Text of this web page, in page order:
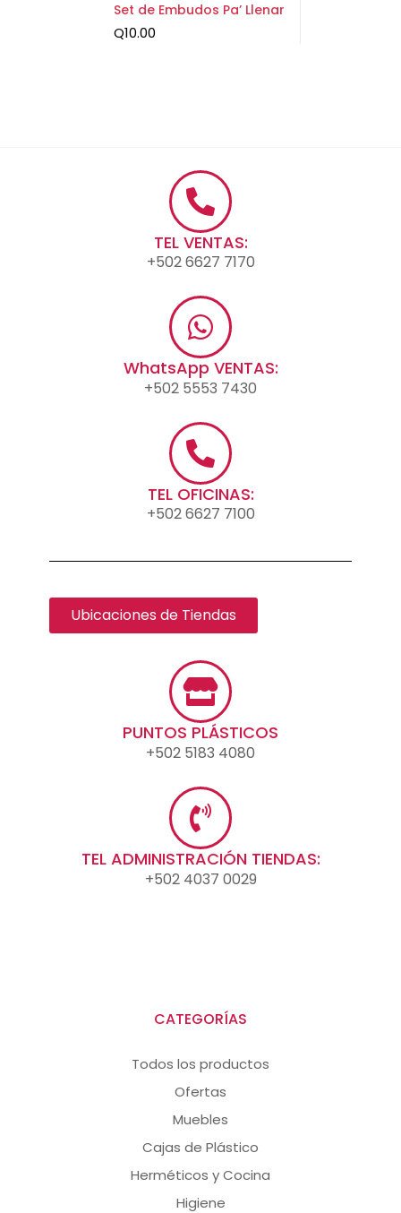
Set de Embudos Pa’ Llenar
Q10.00
TEL VENTAS:
+502 6627 7170
WhatsApp VENTAS:
+502 5553 7430
TEL OFICINAS:
+502 6627 7100
Ubicaciones de Tiendas
PUNTOS PLÁSTICOS
+502 5183 4080
TEL ADMINISTRACIÓN TIENDAS:
+502 4037 0029
CATEGORÍAS
Todos los productos
Ofertas
Muebles
Cajas de Plástico
Herméticos y Cocina
Higiene